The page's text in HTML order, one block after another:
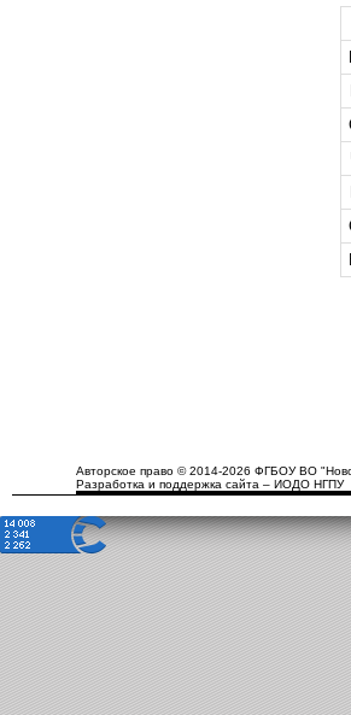
Авторское право © 2014-2026 ФГБОУ ВО
Разработка и поддержка сайта – ИОДО НГПУ